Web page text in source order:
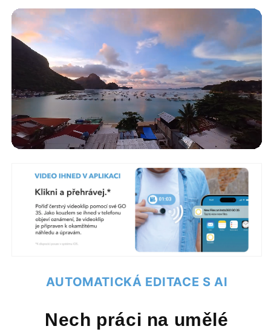
AUTOMATICKÁ EDITACE S AI
Nech práci na umělé